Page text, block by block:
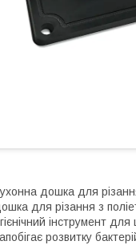
дошка для
для різання з
інструмент
розвитку